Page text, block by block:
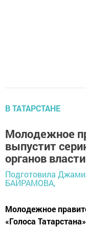
В ТАТАРСТАНЕ
Молодежное
выпустит
органов власти
Подготовила
БАЙРАМОВА,
Молодежное
«Голоса